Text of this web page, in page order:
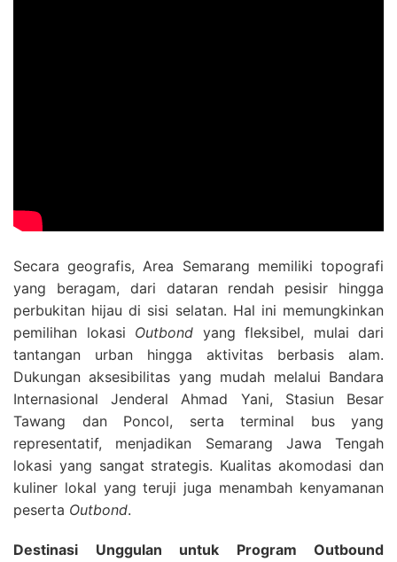
Secara geografis, Area Semarang memiliki topografi
yang beragam, dari dataran rendah pesisir hingga
perbukitan hijau di sisi selatan. Hal ini memungkinkan
pemilihan lokasi Outbond yang fleksibel, mulai dari
tantangan urban hingga aktivitas berbasis alam.
Dukungan aksesibilitas yang mudah melalui Bandara
Internasional Jenderal Ahmad Yani, Stasiun Besar
Tawang dan Poncol, serta terminal bus yang
representatif, menjadikan Semarang Jawa Tengah
lokasi yang sangat strategis. Kualitas akomodasi dan
kuliner lokal yang teruji juga menambah kenyamanan
peserta Outbond.
Destinasi Unggulan untuk Program Outbound